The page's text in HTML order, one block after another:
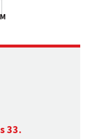
33.